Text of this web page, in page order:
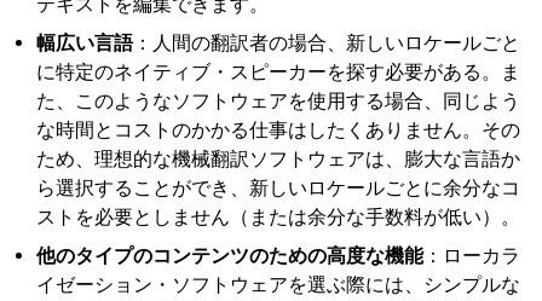
幅広い言語：人間の翻訳者の場合、新しいロケールごと
に特定のネイティブ・スピーカーを探す必要がある。ま
た、このようなソフトウェアを使用する場合、同じよう
な時間とコストのかかる仕事はしたくありません。その
ため、理想的な機械翻訳ソフトウェアは、膨大な言語か
ら選択することができ、新しいロケールごとに余分なコ
ストを必要としません（または余分な手数料が低い）。
他のタイプのコンテンツのための高度な機能：ローカラ
イゼーション・ソフトウェアを選ぶ際には、シンプルな